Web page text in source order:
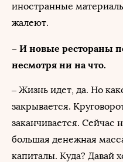
иностранные
жалеют.
– И новые рестораны
несмотря ни на что.
– Жизнь идет, да. Но
закрывается.
заканчивается. Сейчас
большая денежная
капиталы. Куда? Давай